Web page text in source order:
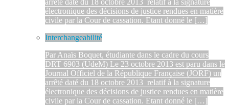
arrêté daté du 18 octobre 2013 relatif à la signature
électronique des décisions de justice rendues en matière
civile par la Cour de cassation. Etant donné le […]
Interchangeabilité
Par Anaïs Boquet, étudiante dans le cadre du cours
DRT 6903 (UdeM) Le 23 octobre 2013 est paru dans le
Journal Officiel de la République Française (JORF) un
arrêté daté du 18 octobre 2013 relatif à la signature
électronique des décisions de justice rendues en matière
civile par la Cour de cassation. Etant donné le […]